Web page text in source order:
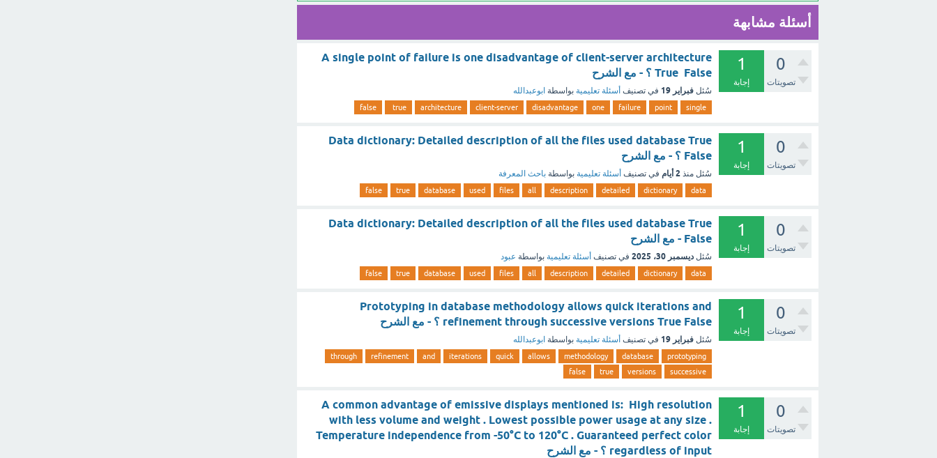
أسئلة مشابهة
0
تصويتات
1
إجابة
A single point of failure is one disadvantage of client-server architecture
True False ؟ - مع الشرح
سُئل فبراير 19 في تصنيف أسئلة تعليمية بواسطة ابوعبدالله
single
point
failure
one
disadvantage
client-server
architecture
true
false
0
تصويتات
1
إجابة
Data dictionary: Detailed description of all the files used database True
False ؟ - مع الشرح
سُئل منذ 2 أيام في تصنيف أسئلة تعليمية بواسطة باحث المعرفة
data
dictionary
detailed
description
all
files
used
database
true
false
0
تصويتات
1
إجابة
Data dictionary: Detailed description of all the files used database True
False - مع الشرح
سُئل ديسمبر 30، 2025 في تصنيف أسئلة تعليمية بواسطة عبود
data
dictionary
detailed
description
all
files
used
database
true
false
0
تصويتات
1
إجابة
Prototyping in database methodology allows quick iterations and
refinement through successive versions True False ؟ - مع الشرح
سُئل فبراير 19 في تصنيف أسئلة تعليمية بواسطة ابوعبدالله
prototyping
database
methodology
allows
quick
iterations
and
refinement
through
successive
versions
true
false
0
تصويتات
1
إجابة
A common advantage of emissive displays mentioned is: High resolution
with less volume and weight . Lowest possible power usage at any size .
Temperature independence from -50°C to 120°C . Guaranteed perfect color
regardless of input ؟ - مع الشرح